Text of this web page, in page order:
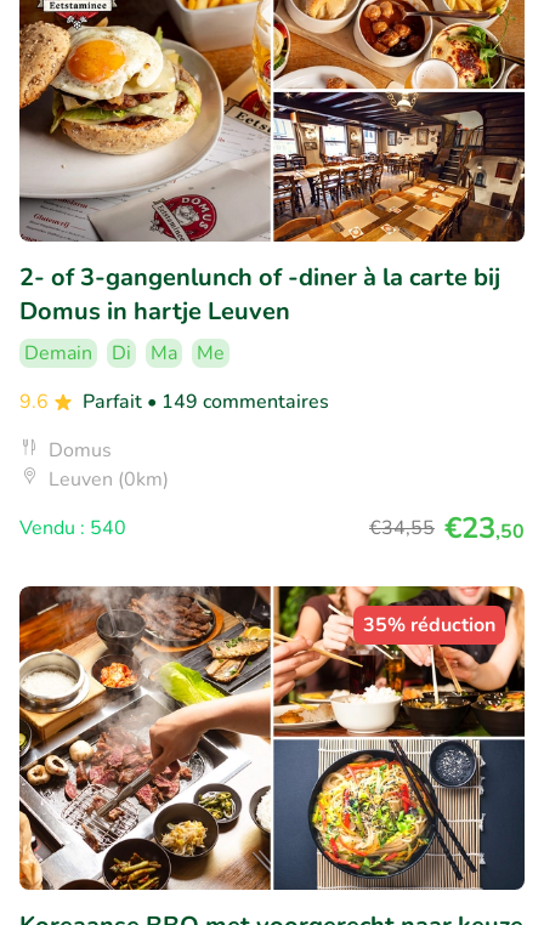
2- of 3-gangenlunch of -diner à la carte bij
Domus in hartje Leuven
Demain Di Ma
Me
9.6
Parfait • 149 commentaires
Domus
Leuven (0km)
Vendu : 540
€34,55 €23,50
35% réduction